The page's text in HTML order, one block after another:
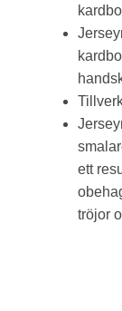
ett
tröjor